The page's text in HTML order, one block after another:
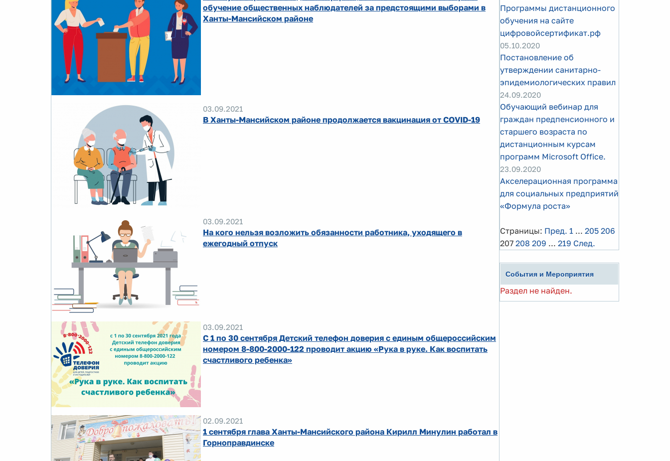
обучение общественных наблюдателей за предстоящими выборами в
Ханты-Мансийском районе
03.09.2021
В Ханты-Мансийском районе продолжается вакцинация от COVID-19
03.09.2021
На кого нельзя возложить обязанности работника, уходящего в
ежегодный отпуск
03.09.2021
С 1 по 30 сентября Детский телефон доверия с единым общероссийским
номером 8-800-2000-122 проводит акцию «Рука в руке. Как воспитать
счастливого ребенка»
02.09.2021
1 сентября глава Ханты-Мансийского района Кирилл Минулин работал в
Горноправдинске
Программы дистанционного
обучения на сайте
цифровойсертификат.рф
05.10.2020
Постановление об
утверждении санитарно-
эпидемиологических правил
24.09.2020
Обучающий вебинар для
граждан предпенсионного и
старшего возраста по
дистанционным курсам
программ Microsoft Office.
23.09.2020
Акселерационная программа
для социальных предприятий
«Формула роста»
Страницы: Пред. 1 ... 205 206
207 208 209 ... 219 След.
События и Мероприятия
Раздел не найден.